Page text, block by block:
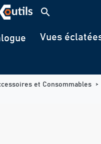
des cookies
search
Vues
et Consommables